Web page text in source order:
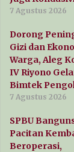
7 Agustus 2026
Dorong
Gizi dan
Warga, Aleg
IV Riyono
Bimtek
7 Agustus 2026
SPBU
Pacitan
Beroperasi,